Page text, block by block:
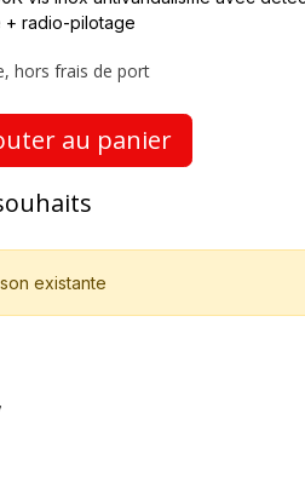
radio-pilotage
hors frais de port
au panier
existante